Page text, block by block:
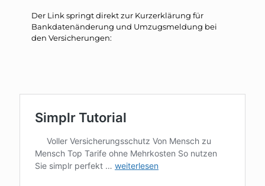
Der Link springt direkt zur Kurzerklärung für
Bankdatenänderung und Umzugsmeldung bei
den Versicherungen: